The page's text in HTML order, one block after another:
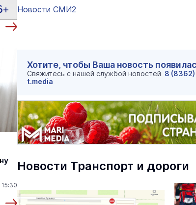
Шкетана: «Для меня не бывает
лёгких спектаклей»
18 марта 11:05
Новости СМИ2
Хотите, чтобы Ваша новость
Свяжитесь с нашей службой новостей 8
t.media
Новости Транспорт и дороги